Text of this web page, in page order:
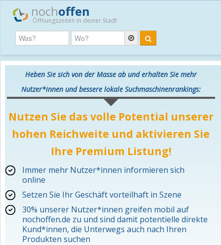
nochoffen
Öffnungszeiten in deiner Stadt
Heben Sie sich von der Masse ab und erhalten Sie mehr
Nutzer*innen und bessere lokale Suchmaschinenrankings:
Nutzen Sie das volle Potential unserer
hohen Reichweite und aktivieren Sie
Ihre Premium Listung!
Immer mehr Nutzer*innen informieren sich
online
Setzen Sie Ihr Geschäft vorteilhaft in Szene
30% unserer Nutzer*innen greifen mobil auf
nochoffen.de zu und sind damit potentielle direkte
Kund*innen, die Unterwegs auch nach Ihren
Produkten suchen